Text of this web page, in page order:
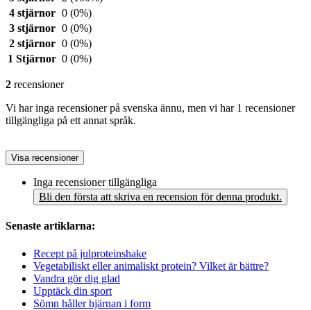
4 stjärnor 0 (0%)
3 stjärnor 0 (0%)
2 stjärnor 0 (0%)
1 Stjärnor 0 (0%)
2 recensioner
Vi har inga recensioner på svenska ännu, men vi har 1 recensioner
tillgängliga på ett annat språk.
Visa recensioner
Inga recensioner tillgängliga
Bli den första att skriva en recension för denna produkt.
Senaste artiklarna:
Recept på julproteinshake
Vegetabiliskt eller animaliskt protein? Vilket är bättre?
Vandra gör dig glad
Upptäck din sport
Sömn håller hjärnan i form